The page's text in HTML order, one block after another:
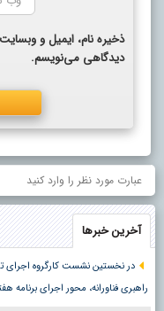
ذخیره نام، ایمیل و
دیدگاهی می‌نویسم.
آخرین خبرها
در نخستین نشست کارگروه اجرای
راهبری فناورانه، محور اجرای